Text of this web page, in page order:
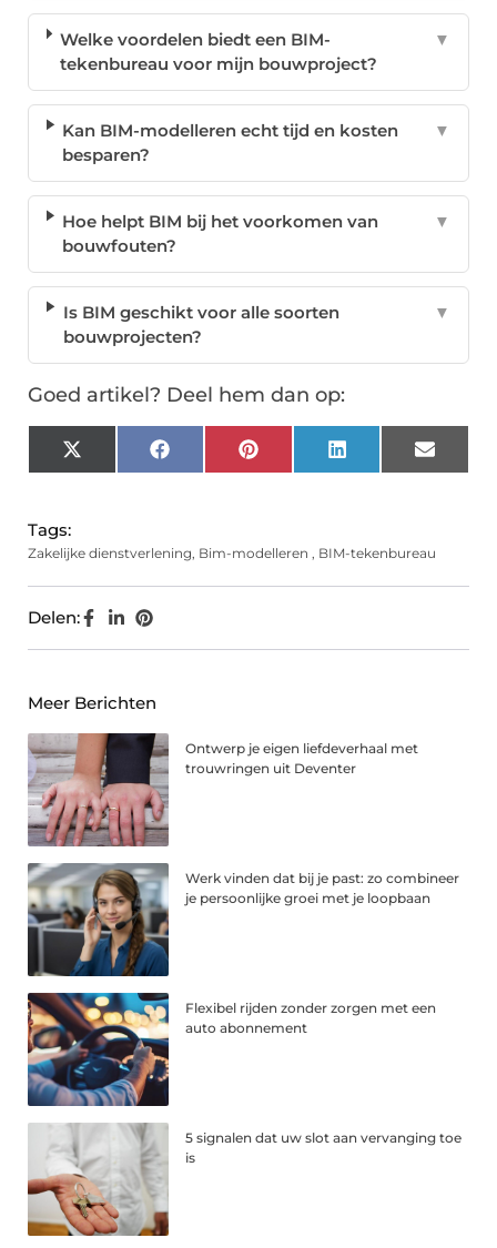
Welke voordelen biedt een BIM-
tekenbureau voor mijn bouwproject?
▼
Kan BIM-modelleren echt tijd en kosten
besparen?
▼
Hoe helpt BIM bij het voorkomen van
bouwfouten?
▼
Is BIM geschikt voor alle soorten
bouwprojecten?
▼
Goed artikel? Deel hem dan op:
X
(Twitter)
FacebookPinterest LinkedIn Email
Tags:
Zakelijke dienstverlening, Bim-modelleren , BIM-tekenbureau
Delen:
Meer Berichten
Ontwerp je eigen liefdeverhaal met
trouwringen uit Deventer
Werk vinden dat bij je past: zo combineer
je persoonlijke groei met je loopbaan
Flexibel rijden zonder zorgen met een
auto abonnement
5 signalen dat uw slot aan vervanging toe
is